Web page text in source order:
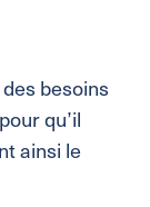
besoins
qu’il
ainsi le